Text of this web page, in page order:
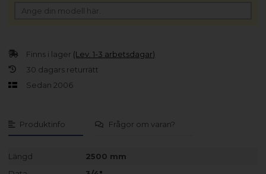
Produktinfo Frågor om varan?
Längd
2500 mm
Finns i lager (Lev. 1-3 arbetsdagar)
30 dagars returrätt
Sedan 2006